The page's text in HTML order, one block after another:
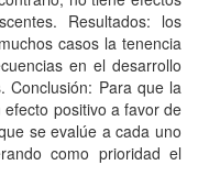
Resultados: los
casos la tenencia
en el desarrollo
Conclusión: Para que la
positivo a favor de
se evalúe a cada uno
como prioridad el